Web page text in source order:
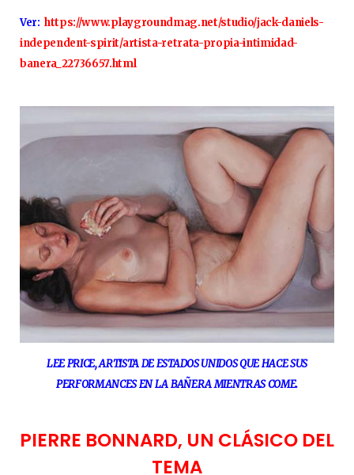
Ver: https://www.playgroundmag.net/studio/jack-daniels-
independent-spirit/artista-retrata-propia-intimidad-
banera_22736657.html
LEE PRICE, ARTISTA DE ESTADOS UNIDOS QUE HACE SUS
PERFORMANCES EN LA BAÑERA MIENTRAS COME.
PIERRE BONNARD, UN CLÁSICO DEL
TEMA